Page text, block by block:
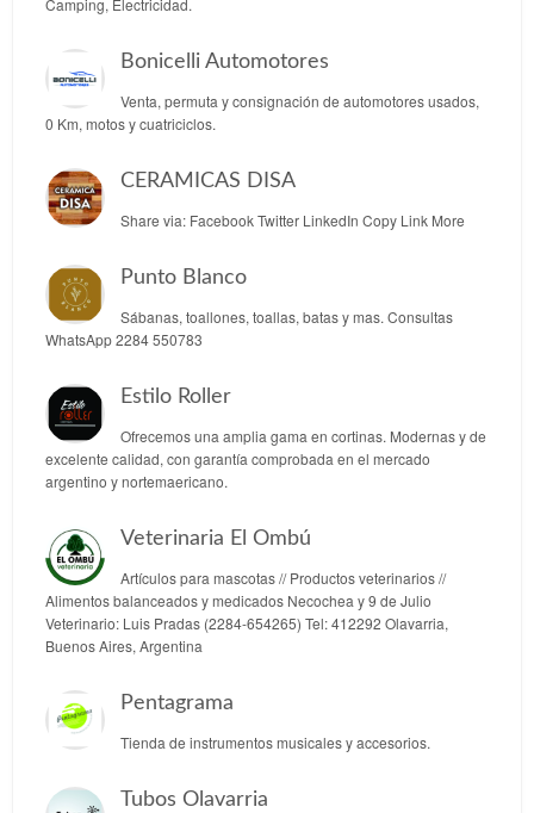
Bonicelli Automotores
Venta, permuta y consignación de automotores usados,
0 Km, motos y cuatriciclos.
CERAMICAS DISA
Share via: Facebook Twitter LinkedIn Copy Link More
Punto Blanco
Sábanas, toallones, toallas, batas y mas. Consultas
WhatsApp 2284 550783
Estilo Roller
Ofrecemos una amplia gama en cortinas. Modernas y de
excelente calidad, con garantía comprobada en el mercado
argentino y nortemaericano.
Veterinaria El Ombú
Artículos para mascotas // Productos veterinarios //
Alimentos balanceados y medicados Necochea y 9 de Julio
Veterinario: Luis Pradas (2284-654265) Tel: 412292 Olavarria,
Buenos Aires, Argentina
Pentagrama
Tienda de instrumentos musicales y accesorios.
Tubos Olavarria